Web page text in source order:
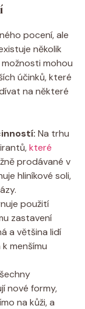
pocení, ale
několik
mohou
účinků, které
na ⁣některé
Na ‍trhu
které
‌prodávané v
hliníkové soli,
použití‌
⁤zastavení
a ⁢většina lidí
menšímu
nové formy,
na kůži, a